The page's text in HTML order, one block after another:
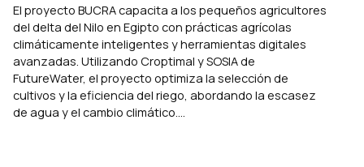
El proyecto BUCRA capacita a los pequeños agricultores
del delta del Nilo en Egipto con prácticas agrícolas
climáticamente inteligentes y herramientas digitales
avanzadas. Utilizando Croptimal y SOSIA de
FutureWater, el proyecto optimiza la selección de
cultivos y la eficiencia del riego, abordando la escasez
de agua y el cambio climático....